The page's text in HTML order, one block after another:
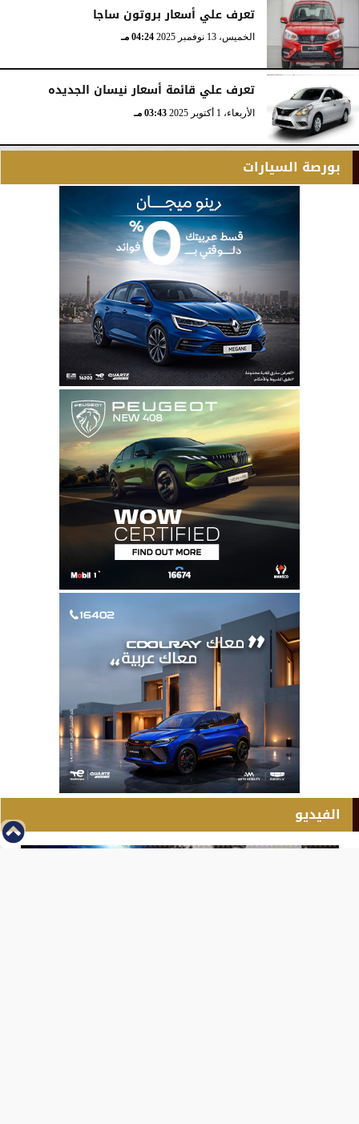
تعرف علي أسعار بروتون ساجا
الخميس، 13 نوفمبر 2025 04:24 مـ
تعرف علي قائمة أسعار نيسان الجديده
الأربعاء، 1 أكتوبر 2025 03:43 مـ
بورصة السيارات
الفيديو